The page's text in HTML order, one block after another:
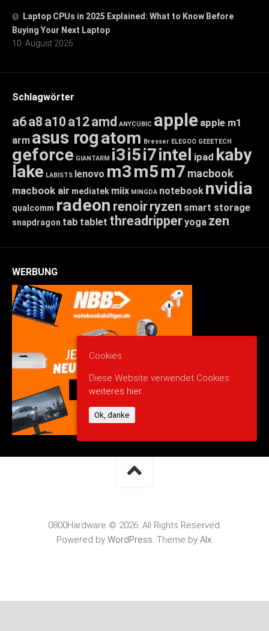
Laptop CPUs in 2025 Explained: What to Know Before
Buying Your Next Laptop
10. August 2026
Schlagwörter
a6a8 a10 a12amd ANYCUBIC apple apple m1
arm asus rogatom Bresser ELEGOO GEEETECH
geforce GIANTARM i3i5i7intel ipad kaby
lake LABISTS lenovo m3m5m7 macbook
macbook air mediatek miix MINGDA notebook nvidia
qualcomm radeon renoirryzen smart storage
snapdragon tab tablet threadripperyoga zen
WERBUNG
0800Hardware © 2026. All Rights Reserved.
Powered by WordPress. Theme by Alx.
Cookies
Diese Website verwendet Cookies:
weiteres hier.
Ok, danke